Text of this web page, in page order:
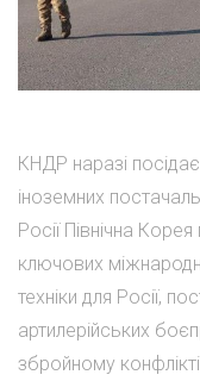
КНДР наразі
іноземних
Росії Північна
ключових
техніки для Росії,
артилерійських
збройному